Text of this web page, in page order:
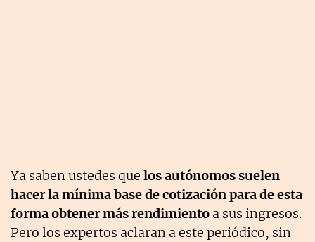
Ya saben ustedes que los autónomos suelen
hacer la mínima base de cotización para de esta
forma obtener más rendimiento a sus ingresos.
Pero los expertos aclaran a este periódico, sin